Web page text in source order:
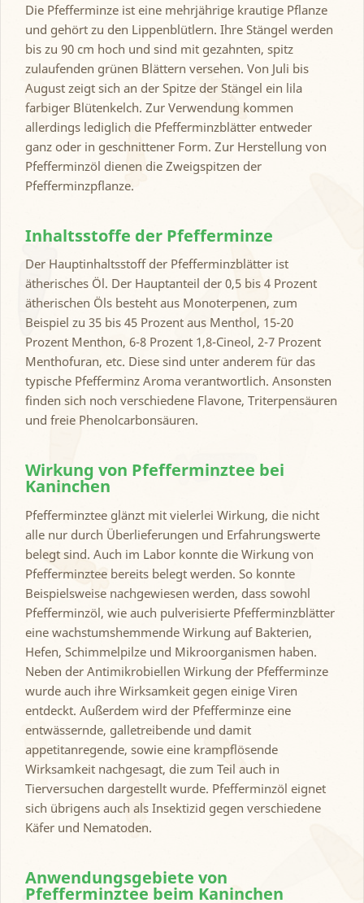
Die Pfefferminze ist eine mehrjährige krautige Pflanze
und gehört zu den Lippenblütlern. Ihre Stängel werden
bis zu 90 cm hoch und sind mit gezahnten, spitz
zulaufenden grünen Blättern versehen. Von Juli bis
August zeigt sich an der Spitze der Stängel ein lila
farbiger Blütenkelch. Zur Verwendung kommen
allerdings lediglich die Pfefferminzblätter entweder
ganz oder in geschnittener Form. Zur Herstellung von
Pfefferminzöl dienen die Zweigspitzen der
Pfefferminzpflanze.
Inhaltsstoffe der Pfefferminze
Der Hauptinhaltsstoff der Pfefferminzblätter ist
ätherisches Öl. Der Hauptanteil der 0,5 bis 4 Prozent
ätherischen Öls besteht aus Monoterpenen, zum
Beispiel zu 35 bis 45 Prozent aus Menthol, 15-20
Prozent Menthon, 6-8 Prozent 1,8-Cineol, 2-7 Prozent
Menthofuran, etc. Diese sind unter anderem für das
typische Pfefferminz Aroma verantwortlich. Ansonsten
finden sich noch verschiedene Flavone, Triterpensäuren
und freie Phenolcarbonsäuren.
Wirkung von Pfefferminztee bei
Kaninchen
Pfefferminztee glänzt mit vielerlei Wirkung, die nicht
alle nur durch Überlieferungen und Erfahrungswerte
belegt sind. Auch im Labor konnte die Wirkung von
Pfefferminztee bereits belegt werden. So konnte
Beispielsweise nachgewiesen werden, dass sowohl
Pfefferminzöl, wie auch pulverisierte Pfefferminzblätter
eine wachstumshemmende Wirkung auf Bakterien,
Hefen, Schimmelpilze und Mikroorganismen haben.
Neben der Antimikrobiellen Wirkung der Pfefferminze
wurde auch ihre Wirksamkeit gegen einige Viren
entdeckt. Außerdem wird der Pfefferminze eine
entwässernde, galletreibende und damit
appetitanregende, sowie eine krampflösende
Wirksamkeit nachgesagt, die zum Teil auch in
Tierversuchen dargestellt wurde. Pfefferminzöl eignet
sich übrigens auch als Insektizid gegen verschiedene
Käfer und Nematoden.
Anwendungsgebiete von
Pfefferminztee beim Kaninchen